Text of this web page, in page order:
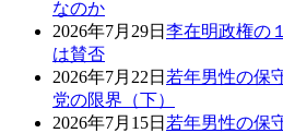
なのか
2026年7月29日 李在明政権の
は賛否
2026年7月22日 若年男性の保
党の限界（下）
2026年7月15日 若年男性の保